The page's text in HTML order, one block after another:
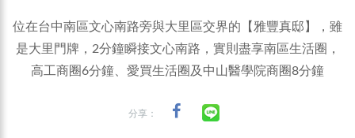
位在台中南區文心南路旁與大里區交界的【雅豐真邸】，雖
是大里門牌，2分鐘瞬接文心南路，實則盡享南區生活圈，
高工商圈6分鐘、愛買生活圈及中山醫學院商圈8分鐘
分享：